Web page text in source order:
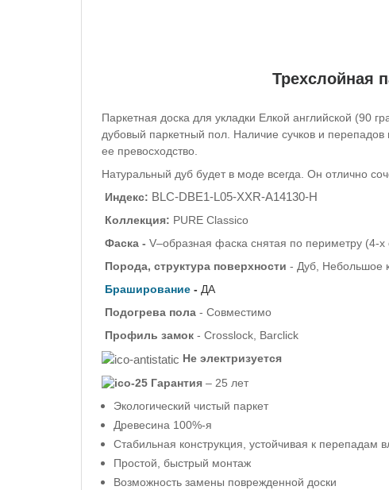
Трехслойная
Паркетная доска для укладки Елкой английской (90
дубовый паркетный пол. Наличие сучков и
ее превосходство.
Натуральный дуб будет в моде всегда. Он отлично
Индекс: BLC-DBE1-L05-XXR-A14130-H
Коллекция: PURE Classico
Фаска - V–образная фаска снятая по периметру (4-х
Порода, структура поверхности - Дуб, Небольшое
Браширование - ДА
Подогрева пола - Совместимо
Профиль замок - Crosslock, Barclick
Не электризуется
Гарантия – 25 лет
Экологический чистый паркет
Древесина 100%-я
Стабильная конструкция, устойчивая к перепадам
Простой, быстрый монтаж
Возможность замены поврежденной доски